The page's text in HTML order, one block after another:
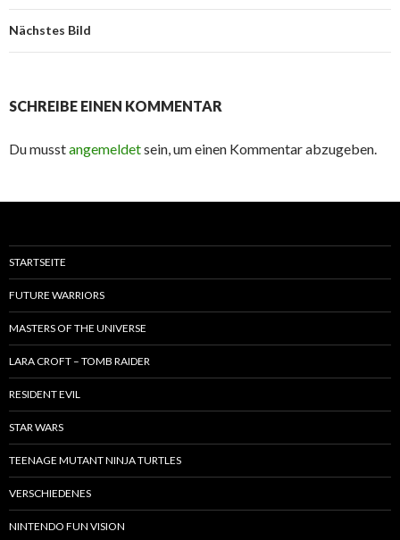
Nächstes Bild
SCHREIBE EINEN KOMMENTAR
Du musstangemeldetsein, um einen Kommentar abzugeben.
STARTSEITE
FUTURE WARRIORS
MASTERS OF THE UNIVERSE
LARA CROFT – TOMB RAIDER
RESIDENT EVIL
STAR WARS
TEENAGE MUTANT NINJA TURTLES
VERSCHIEDENES
NINTENDO FUN VISION